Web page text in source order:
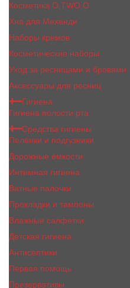
Косметика O.TWO.O
Хна для Мехенди
Наборы кремов
Косметические наборы
Уход за ресницами и бровями
Аксессуары для ресниц
Гигиена
Гигиена полости рта
Средства гигиены
Пелёнки и подгузники
Дорожные ёмкости
Интимная гигиена
Ватные палочки
Прокладки и тампоны
Влажные салфетки
Детская гигиена
Антисептики
Первая помощь
Презервативы